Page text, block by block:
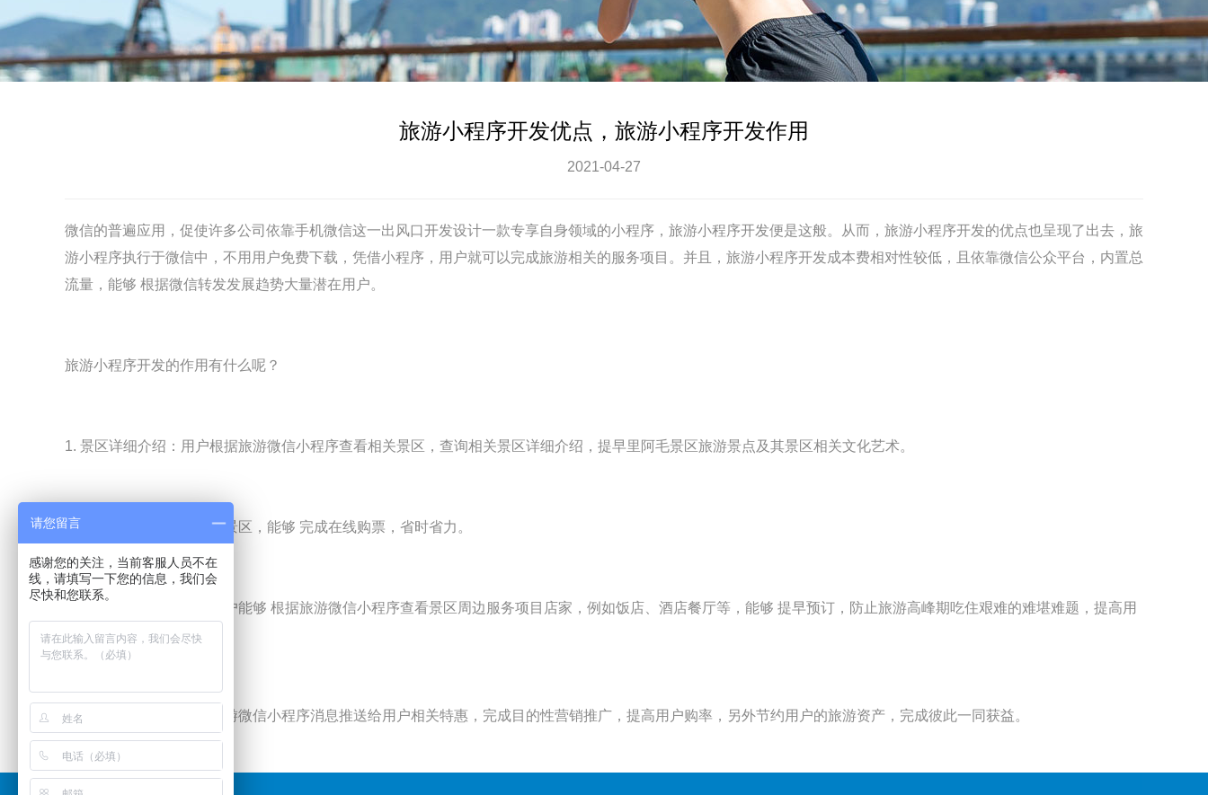
旅游小程序开发优点，旅游小程序开发作用
2021-04-27
微信的普遍应用，促使许多公司依靠手机微信这一出风口开发设计一款专享自身领域的小程序，旅游小程序开发便是这般。从而，旅游小程序开发的优点也呈现了出去，旅
游小程序执行于微信中，不用用户免费下载，凭借小程序，用户就可以完成旅游相关的服务项目。并且，旅游小程序开发成本费相对性较低，且依靠微信公众平台，内置总
流量，能够 根据微信转发发展趋势大量潜在用户。
旅游小程序开发的作用有什么呢？
1. 景区详细介绍：用户根据旅游微信小程序查看相关景区，查询相关景区详细介绍，提早里阿毛景区旅游景点及其景区相关文化艺术。
2. 在线购票：用户通查看景区，能够 完成在线购票，省时省力。
3. 景区周边服务项目：用户能够 根据旅游微信小程序查看景区周边服务项目店家，例如饭店、酒店餐厅等，能够 提早预订，防止旅游高峰期吃住艰难的难堪难题，提高用
户旅游感受度。
4. 特惠消息推送：根据旅游微信小程序消息推送给用户相关特惠，完成目的性营销推广，提高用户购率，另外节约用户的旅游资产，完成彼此一同获益。
请您留言
感谢您的关注，当前客服人员不在
线，请填写一下您的信息，我们会
尽快和您联系。